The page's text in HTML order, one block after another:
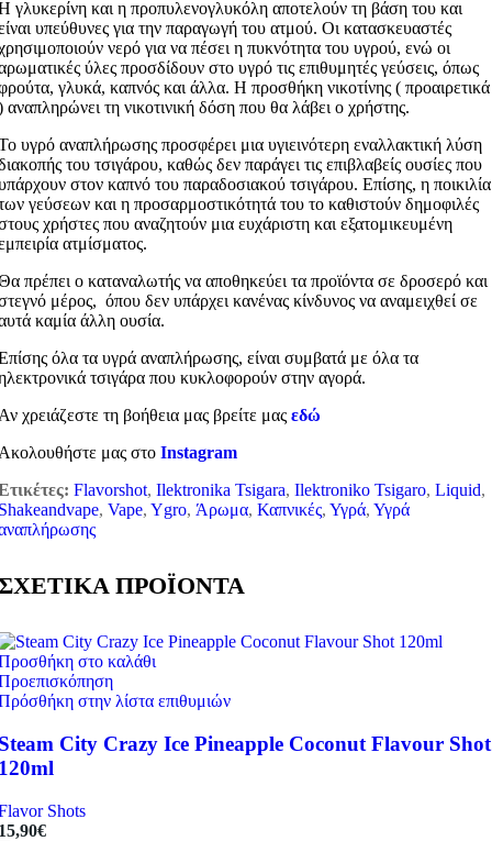
γλυκερίνη και η προπυλενογλυκόλη αποτελούν τη βάση του και
υπεύθυνες για την παραγωγή του ατμού. Οι κατασκευαστές
νερό για να πέσει η πυκνότητα του υγρού, ενώ οι
ύλες προσδίδουν στο υγρό τις επιθυμητές γεύσεις, όπως
γλυκά, καπνός και άλλα. Η προσθήκη νικοτίνης ( προαιρετικά
αναπληρώνει τη νικοτινική δόση που θα λάβει ο χρήστης.
υγρό αναπλήρωσης προσφέρει μια υγιεινότερη εναλλακτική λύση
του τσιγάρου, καθώς δεν παράγει τις επιβλαβείς ουσίες που
στον καπνό του παραδοσιακού τσιγάρου. Επίσης, η ποικιλία
γεύσεων και η προσαρμοστικότητά του το καθιστούν δημοφιλές
χρήστες που αναζητούν μια ευχάριστη και εξατομικευμένη
ατμίσματος.
πρέπει ο καταναλωτής να αποθηκεύει τα προϊόντα σε δροσερό και
μέρος, όπου δεν υπάρχει κανένας κίνδυνος να αναμειχθεί σε
καμία άλλη ουσία.
όλα τα υγρά αναπλήρωσης, είναι συμβατά με όλα τα
τσιγάρα που κυκλοφορούν στην αγορά.
χρειάζεστε τη βοήθεια μας βρείτε μας εδώ
μας στο Instagram
Flavorshot, Ilektronika Tsigara, Ilektroniko Tsigaro, Liquid,
, Vape, Ygro, Άρωμα, Καπνικές, Υγρά, Υγρά
ΠΡΟΪΟΝΤΑ
στο καλάθι
στην λίστα επιθυμιών
City Crazy Ice Pineapple Coconut Flavour Shot
Shots
€